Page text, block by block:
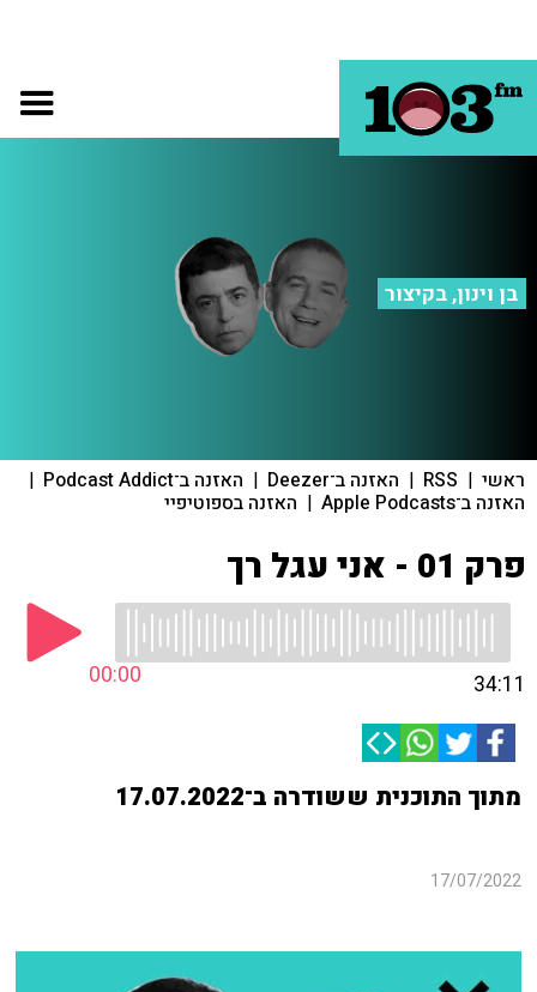
בן וינון, בקיצור
ראשי |
RSS
| האזנה ב־Deezer | האזנה ב־Podcast Addict |
האזנה ב־Apple Podcasts | האזנה בספוטיפיי
פרק 01 - אני עגל רך
00:00 34:11
מתוך התוכנית ששודרה ב־17.07.2022
17/07/2022